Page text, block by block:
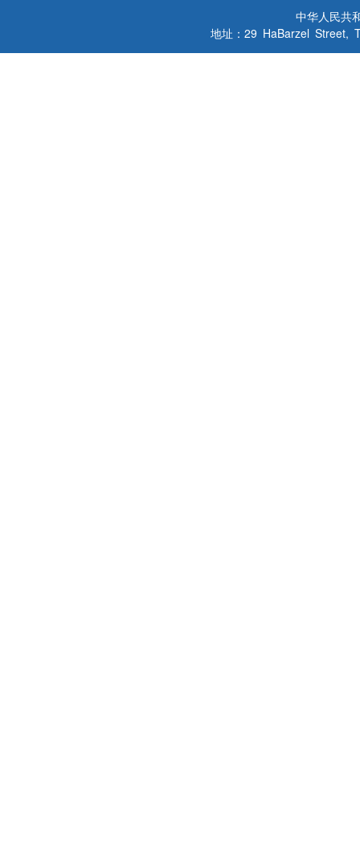
中华人民共
地址：29 HaBarzel Street,